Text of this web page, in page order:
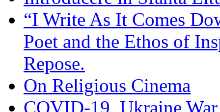
“I Write As It Comes
Poet and the Ethos of
Repose.
On Religious Cinema
COVID-19, Ukraine